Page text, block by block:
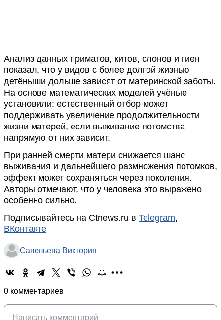
Анализ данных приматов, китов, слонов и гиен
показал, что у видов с более долгой жизнью
детёныши дольше зависят от материнской заботы.
На основе математических моделей учёные
установили: естественный отбор может
поддерживать увеличение продолжительности
жизни матерей, если выживание потомства
напрямую от них зависит.
При ранней смерти матери снижается шанс
выживания и дальнейшего размножения потомков,
эффект может сохраняться через поколения.
Авторы отмечают, что у человека это выражено
особенно сильно.
Подписывайтесь на Ctnews.ru в Telegram,
ВКонтакте
Савельева Виктория
0 комментариев